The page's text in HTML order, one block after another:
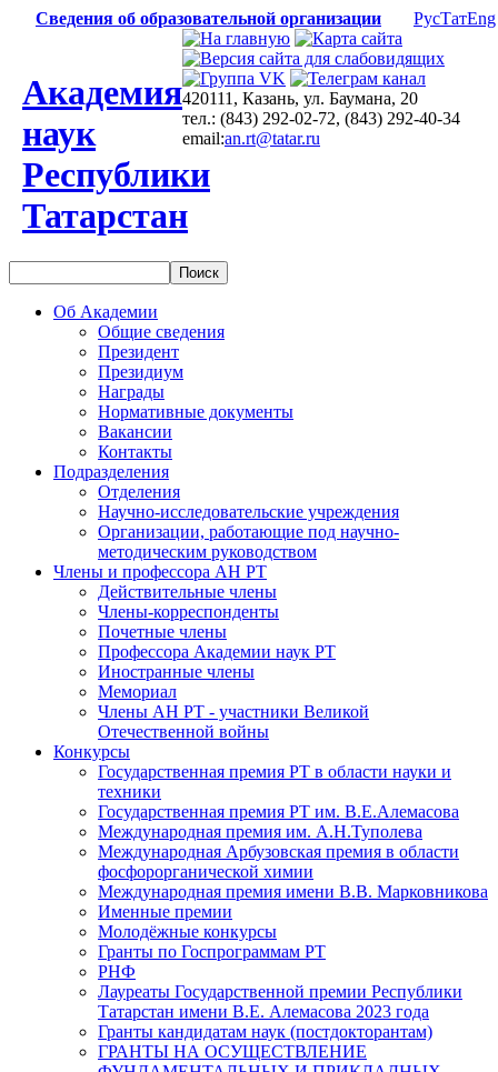
Сведения об образовательной организации РусТатEng
Академия
наук
Республики
Татарстан
420111, Казань, ул. Баумана, 20
тел.: (843) 292-02-72, (843) 292-40-34
email:an.rt@tatar.ru
Об Академии
Общие сведения
Президент
Президиум
Награды
Нормативные документы
Вакансии
Контакты
Подразделения
Отделения
Научно-исследовательские учреждения
Организации, работающие под научно-
методическим руководством
Члены и профессора АН РТ
Действительные члены
Члены-корреспонденты
Почетные члены
Профессора Академии наук РТ
Иностранные члены
Мемориал
Члены АН РТ - участники Великой
Отечественной войны
Конкурсы
Государственная премия РТ в области науки и
техники
Государственная премия РТ им. В.Е.Алемасова
Международная премия им. А.Н.Туполева
Международная Арбузовская премия в области
фосфорорганической химии
Международная премия имени В.В. Марковникова
Именные премии
Молодёжные конкурсы
Гранты по Госпрограммам РТ
РНФ
Лауреаты Государственной премии Республики
Татарстан имени В.Е. Алемасова 2023 года
Гранты кандидатам наук (постдокторантам)
ГРАНТЫ НА ОСУЩЕСТВЛЕНИЕ